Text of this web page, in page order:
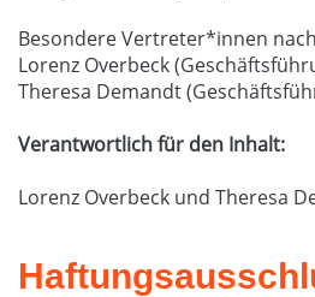
Besondere Vertreter*innen nach
Lorenz Overbeck
Theresa Demandt
Verantwortlich für den Inhalt:
Lorenz Overbeck und Theresa